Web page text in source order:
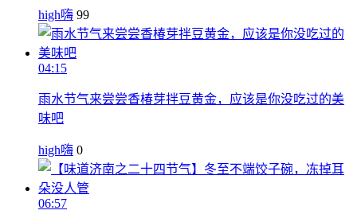
high嗨 99
04:15
雨水节气来尝尝香椿芽拌豆黄金，应该是你没吃过的美
味吧
high嗨 0
06:57